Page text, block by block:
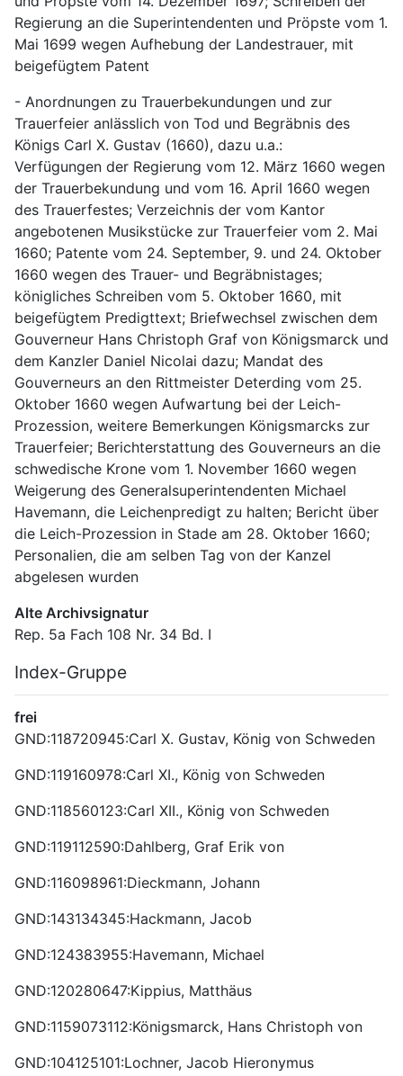
Regierung an die Superintendenten und Pröpste vom 1.
Mai 1699 wegen Aufhebung der Landestrauer, mit
beigefügtem Patent
- Anordnungen zu Trauerbekundungen und zur
Trauerfeier anlässlich von Tod und Begräbnis des
Königs Carl X. Gustav (1660), dazu u.a.:
Verfügungen der Regierung vom 12. März 1660 wegen
der Trauerbekundung und vom 16. April 1660 wegen
des Trauerfestes; Verzeichnis der vom Kantor
angebotenen Musikstücke zur Trauerfeier vom 2. Mai
1660; Patente vom 24. September, 9. und 24. Oktober
1660 wegen des Trauer- und Begräbnistages;
königliches Schreiben vom 5. Oktober 1660, mit
beigefügtem Predigttext; Briefwechsel zwischen dem
Gouverneur Hans Christoph Graf von Königsmarck und
dem Kanzler Daniel Nicolai dazu; Mandat des
Gouverneurs an den Rittmeister Deterding vom 25.
Oktober 1660 wegen Aufwartung bei der Leich-
Prozession, weitere Bemerkungen Königsmarcks zur
Trauerfeier; Berichterstattung des Gouverneurs an die
schwedische Krone vom 1. November 1660 wegen
Weigerung des Generalsuperintendenten Michael
Havemann, die Leichenpredigt zu halten; Bericht über
die Leich-Prozession in Stade am 28. Oktober 1660;
Personalien, die am selben Tag von der Kanzel
abgelesen wurden
Alte Archivsignatur
Rep. 5a Fach 108 Nr. 34 Bd. I
Index-Gruppe
frei
GND:118720945:Carl X. Gustav, König von Schweden
GND:119160978:Carl XI., König von Schweden
GND:118560123:Carl XII., König von Schweden
GND:119112590:Dahlberg, Graf Erik von
GND:116098961:Dieckmann, Johann
GND:143134345:Hackmann, Jacob
GND:124383955:Havemann, Michael
GND:120280647:Kippius, Matthäus
GND:1159073112:Königsmarck, Hans Christoph von
GND:104125101:Lochner, Jacob Hieronymus